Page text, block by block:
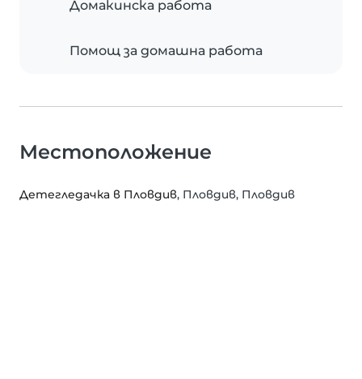
Домакинска работа
Помощ за домашна работа
Местоположение
Детегледачка в Пловдив, Пловдив, Пловдив